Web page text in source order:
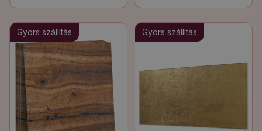
Gyors szállítás Gyors szállítás